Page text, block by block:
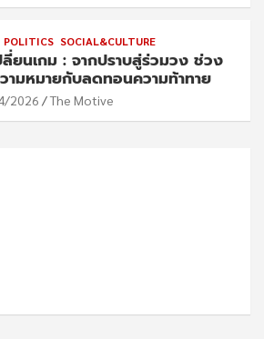
POLITICS SOCIAL&CULTURE
ลี่ยนเกม : จากปราบสู่ร่วมวง ช่วง
ามหมายกับลดทอนความท้าทาย
2026 The Motive